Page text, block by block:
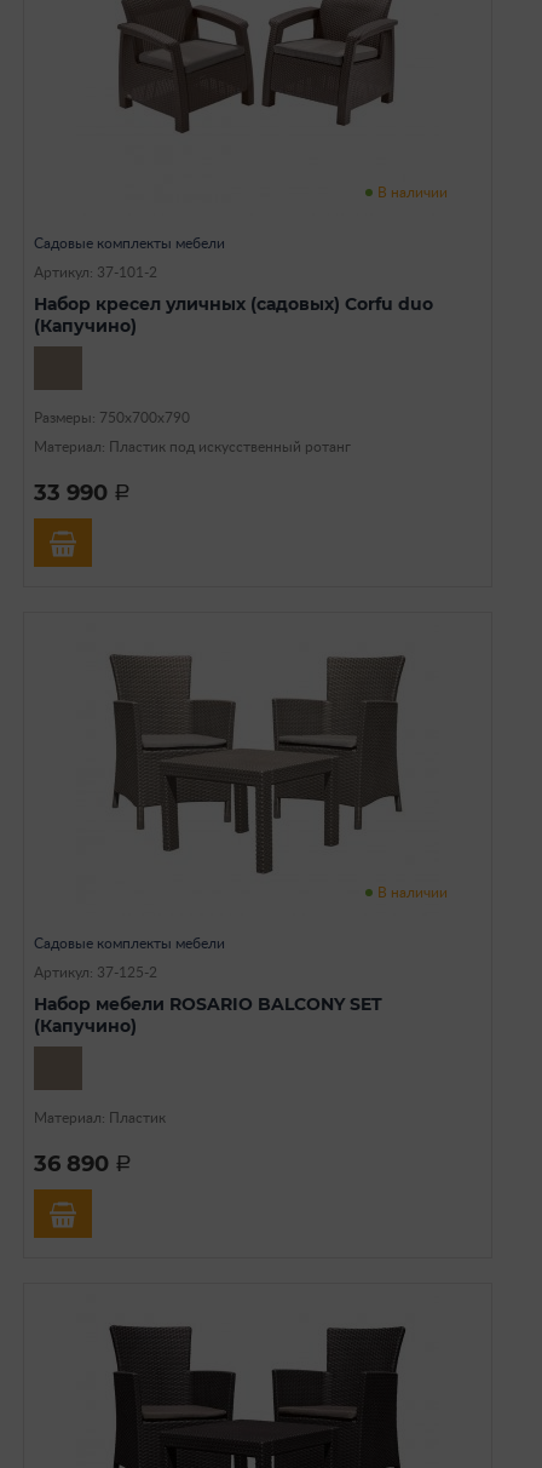
В наличии
Садовые комплекты мебели
Артикул: 37-101-2
Набор кресел уличных (садовых) Corfu duo
(Капучино)
Размеры: 750х700х790
Материал: Пластик под искусственный ротанг
33 990 a
В наличии
Садовые комплекты мебели
Артикул: 37-125-2
Набор мебели ROSARIO BALCONY SET
(Капучино)
Материал: Пластик
36 890 a